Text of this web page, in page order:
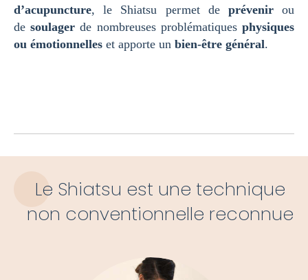
d’acupuncture, le Shiatsu permet de prévenirou
desoulager de nombreuses problématiquesphysiques
ou émotionnelles et apporte un bien-être général.
Le Shiatsu est une technique
non conventionnelle reconnue